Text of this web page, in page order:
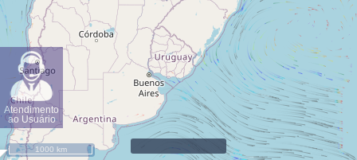
Atendimento
ao Usuário
1000 km